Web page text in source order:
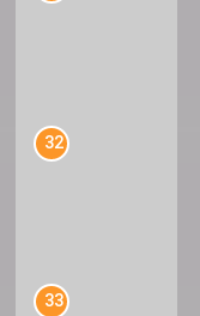
32
33